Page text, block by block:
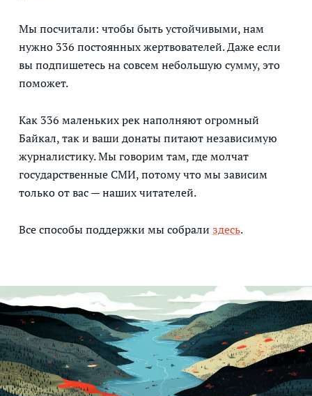
Мы посчитали: чтобы быть устойчивыми, нам
нужно 336 постоянных жертвователей. Даже если
вы подпишетесь на совсем небольшую сумму, это
поможет.
Как 336 маленьких рек наполняют огромный
Байкал, так и ваши донаты питают независимую
журналистику. Мы говорим там, где молчат
государственные СМИ, потому что мы зависим
только от вас — наших читателей.
Все способы поддержки мы собрали здесь.